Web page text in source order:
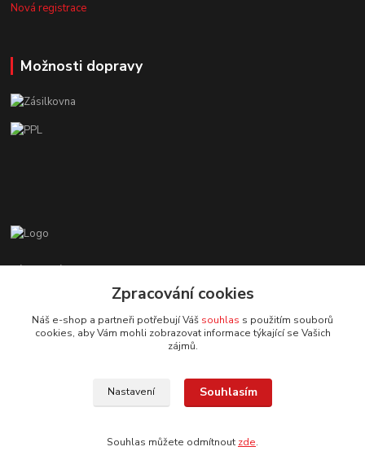
Nová registrace
Možnosti dopravy
Zákaznická podpora EshopMB.cz
+420 606 622 002
eshopmb@seznam.cz
© Copyright 2024 Martha Black
Zpracování cookies
Náš e-shop a partneři potřebují Váš souhlas s použitím souborů
cookies, aby Vám mohli zobrazovat informace týkající se Vašich
zájmů.
Nastavení Souhlasím
Souhlas můžete odmítnout zde.